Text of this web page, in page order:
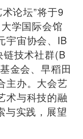
论坛”将于9
学国际会馆
宇宙协会、IB
链技术社群(B
金会、早稻田
主办。大会艺
术与科技的融
与实践，展望